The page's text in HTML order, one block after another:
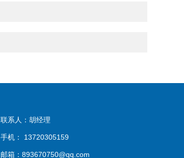
联系人：胡经理
手机： 13720305159
邮箱：893670750@qq.com